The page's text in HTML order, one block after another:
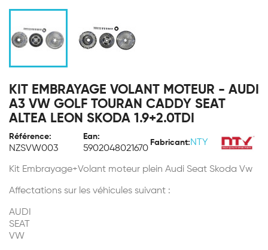
KIT EMBRAYAGE VOLANT MOTEUR - AUDI
A3 VW GOLF TOURAN CADDY SEAT
ALTEA LEON SKODA 1.9+2.0TDI
Référence:
NZSVW003
Ean:
5902048021670
Fabricant: NTY
Kit Embrayage+Volant moteur plein Audi Seat Skoda Vw
Affectations sur les véhicules suivant :
AUDI
SEAT
VW